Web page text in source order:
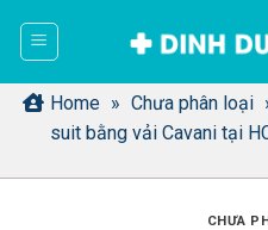
dung Home » Chưa phân loại
suit bằng vải Cavani tại
CHƯA